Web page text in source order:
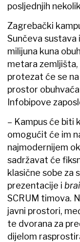
posljednjih
Zagrebački
Sunčeva sustava
milijuna kuna
metara
protezat će se
prostor
Infobipove
–​ Kampus će biti
omogućit će im
najmodernijem
sadržavat će
klasične sobe za
prezentacije i
SCRUM timova.
javni prostori,
te dvorana za
dijelom